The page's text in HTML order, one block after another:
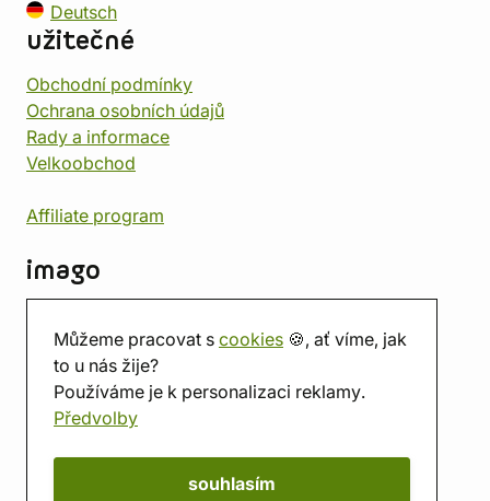
Můžeme pracovat s cookies 🍪, ať víme, jak
to u nás žije?
Používáme je k personalizaci reklamy.
Předvolby
souhlasím
Deutsch
užitečné
Obchodní podmínky
Ochrana osobních údajů
Rady a informace
Velkoobchod
Affiliate program
imago
Prodejna
Herna
O nás
Hodnocení obchodu